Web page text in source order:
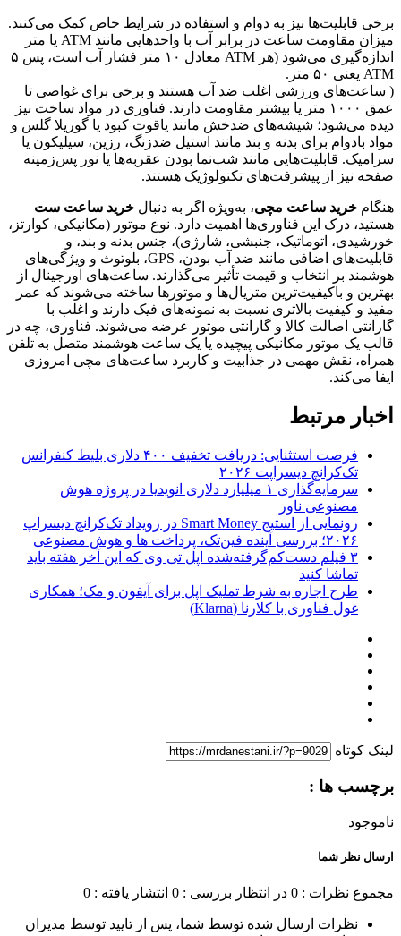
برخی قابلیت‌ها نیز به دوام و استفاده در شرایط خاص کمک می‌کنند.
میزان مقاومت ساعت در برابر آب با واحدهایی مانند ATM یا متر
اندازه‌گیری می‌شود (هر ATM معادل ۱۰ متر فشار آب است، پس ۵
ATM یعنی ۵۰ متر.
( ساعت‌های ورزشی اغلب ضد آب هستند و برخی برای غواصی تا
عمق ۱۰۰۰ متر یا بیشتر مقاومت دارند. فناوری در مواد ساخت نیز
دیده می‌شود؛ شیشه‌های ضدخش مانند یاقوت کبود یا گوریلا گلس و
مواد بادوام برای بدنه و بند مانند استیل ضدزنگ، رزین، سیلیکون یا
سرامیک. قابلیت‌هایی مانند شب‌نما بودن عقربه‌ها یا نور پس‌زمینه
صفحه نیز از پیشرفت‌های تکنولوژیک هستند.
هنگام خرید ساعت مچی، به‌ویژه اگر به دنبال خرید ساعت ست
هستید، درک این فناوری‌ها اهمیت دارد. نوع موتور (مکانیکی، کوارتز،
خورشیدی، اتوماتیک، جنبشی، شارژی)، جنس بدنه و بند، و
قابلیت‌های اضافی مانند ضد آب بودن، GPS، بلوتوث و ویژگی‌های
هوشمند بر انتخاب و قیمت تأثیر می‌گذارند. ساعت‌های اورجینال از
بهترین و باکیفیت‌ترین متریال‌ها و موتورها ساخته می‌شوند که عمر
مفید و کیفیت بالاتری نسبت به نمونه‌های فیک دارند و اغلب با
گارانتی اصالت کالا و گارانتی موتور عرضه می‌شوند. فناوری، چه در
قالب یک موتور مکانیکی پیچیده یا یک ساعت هوشمند متصل به تلفن
همراه، نقش مهمی در جذابیت و کاربرد ساعت‌های مچی امروزی
ایفا می‌کند.
اخبار مرتبط
فرصت استثنایی: دریافت تخفیف ۴۰۰ دلاری بلیط کنفرانس
تک‌کرانچ دیسراپت ۲۰۲۶
سرمایه‌گذاری ۱ میلیارد دلاری انویدیا در پروژه هوش
مصنوعی ناور
رونمایی از استیج Smart Money در رویداد تک‌کرانچ دیسراپ
۲۰۲۶؛ بررسی آینده فین‌تک، پرداخت‌ ها و هوش مصنوعی
۳ فیلم دست‌کم‌گرفته‌شده اپل تی وی که این آخر هفته باید
تماشا کنید
طرح اجاره به شرط تملیک اپل برای آیفون و مک؛ همکاری
غول فناوری با کلارنا (Klarna)
لینک کوتاه
برچسب ها :
ناموجود
ارسال نظر شما
مجموع نظرات : 0 در انتظار بررسی : 0 انتشار یافته : 0
نظرات ارسال شده توسط شما، پس از تایید توسط مدیران